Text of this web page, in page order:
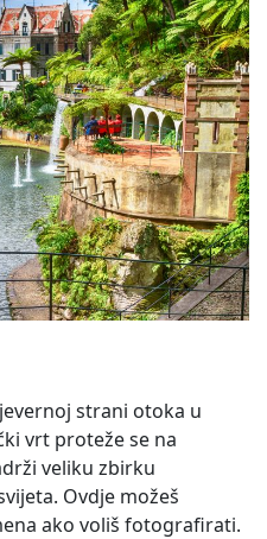
strani otoka u
vrt proteže se na
veliku zbirku
Ovdje možeš
ako voliš fotografirati.